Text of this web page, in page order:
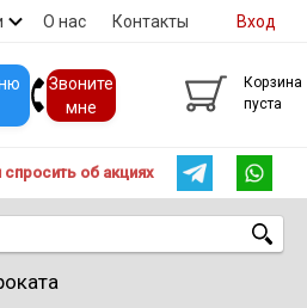
О нас Контакты Вход
Звоните
мне
Корзина
пуста
об акциях